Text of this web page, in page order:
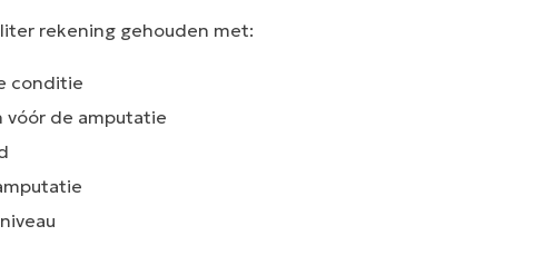
rekening gehouden met:
conditie
vóór de amputatie